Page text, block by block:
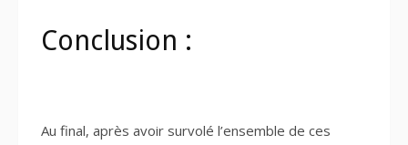
Conclusion :
Au final, après avoir survolé l’ensemble de ces